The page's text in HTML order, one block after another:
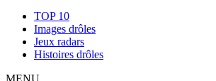
TOP 10
Images drôles
Jeux radars
Histoires drôles
MENU